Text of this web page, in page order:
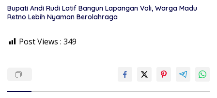
Bupati Andi Rudi Latif Bangun Lapangan Voli, Warga Madu
Retno Lebih Nyaman Berolahraga
Post Views : 349